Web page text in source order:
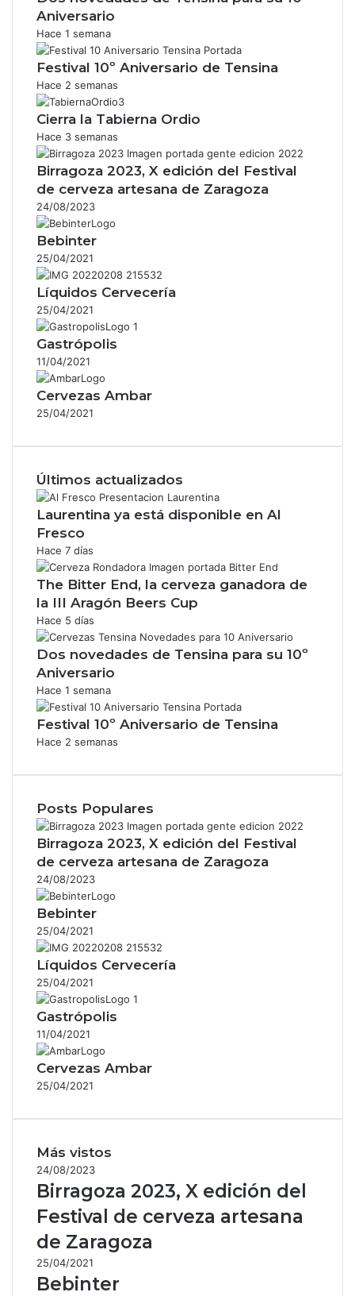
Aniversario
Hace 1 semana
Festival 10º Aniversario de Tensina
Hace 2 semanas
Cierra la Tabierna Ordio
Hace 3 semanas
Birragoza 2023, X edición del Festival
de cerveza artesana de Zaragoza
24/08/2023
Bebinter
25/04/2021
Líquidos Cervecería
25/04/2021
Gastrópolis
11/04/2021
Cervezas Ambar
25/04/2021
Últimos actualizados
Laurentina ya está disponible en Al
Fresco
Hace 7 días
The Bitter End, la cerveza ganadora de
la III Aragón Beers Cup
Hace 5 días
Dos novedades de Tensina para su 10º
Aniversario
Hace 1 semana
Festival 10º Aniversario de Tensina
Hace 2 semanas
Posts Populares
Birragoza 2023, X edición del Festival
de cerveza artesana de Zaragoza
24/08/2023
Bebinter
25/04/2021
Líquidos Cervecería
25/04/2021
Gastrópolis
11/04/2021
Cervezas Ambar
25/04/2021
Más vistos
24/08/2023
Birragoza 2023, X edición del
Festival de cerveza artesana
de Zaragoza
25/04/2021
Bebinter